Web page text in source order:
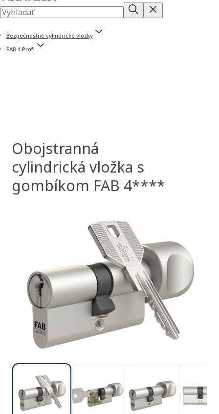
Bezpečnostné cylindrické vložky
FAB 4 Profi
Obojstranná
cylindrická vložka s
gombíkom FAB 4****